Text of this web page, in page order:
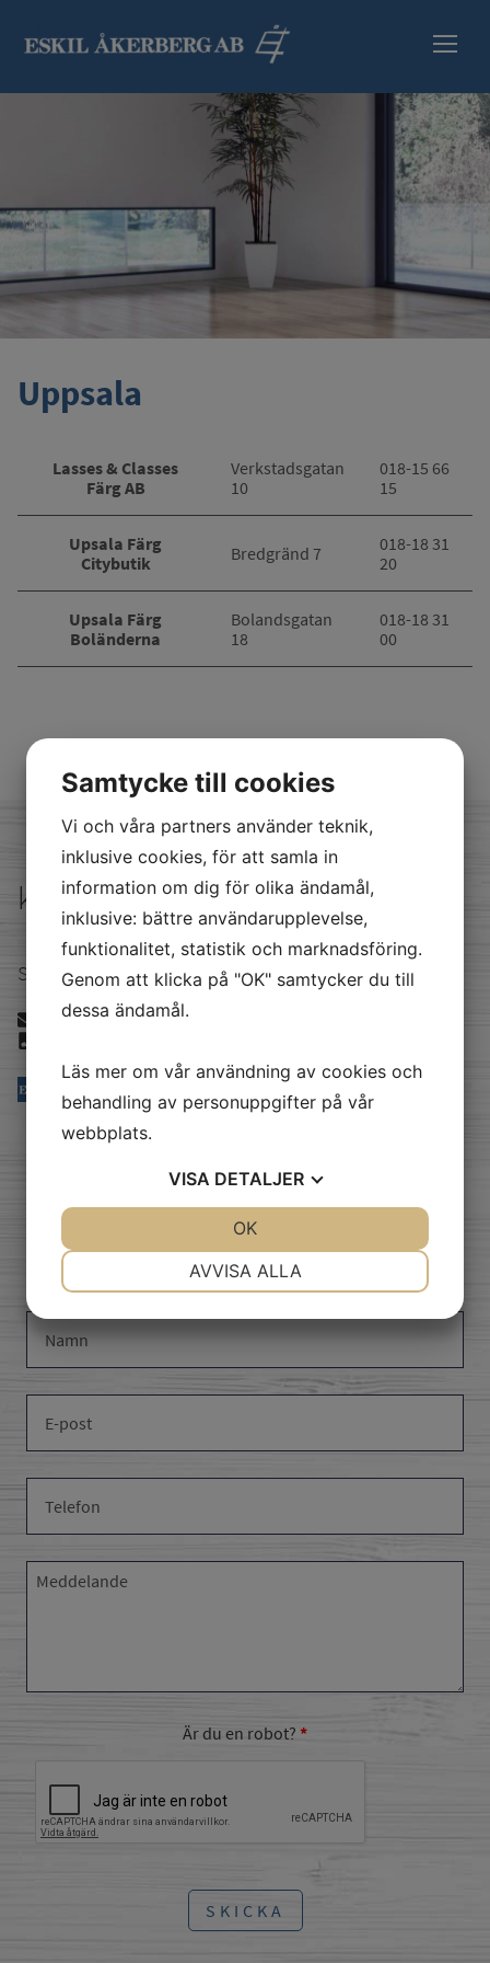
HEM
SORTIMENT
SÄKERHETSBLAD
Uppsala
Lasses & Classes
Färg AB
Verkstadsgatan
10
018-15 66
15
Upsala Färg
Citybutik
Bredgränd 7
018-18 31
20
Upsala Färg
Boländerna
Bolandsgatan
18
018-18 31
00
kontakta oss
Satellitvägen 16 24534 Staffanstorp
info@akerberg.se
skicka oss ett
meddelande
Är du en robot?
SKICKA
Samtycke till cookies
Vi och våra partners använder teknik,
inklusive cookies, för att samla in
information om dig för olika ändamål,
inklusive: bättre användarupplevelse,
funktionalitet, statistik och marknadsföring.
Genom att klicka på "OK" samtycker du till
dessa ändamål.
Läs mer om vår användning av cookies och
behandling av personuppgifter på vår
webbplats.
VISA DETALJER
AVVISA ALLA
OK